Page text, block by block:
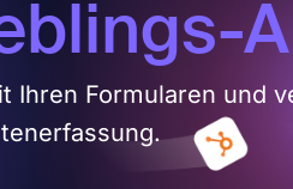
Ihren Formularen und